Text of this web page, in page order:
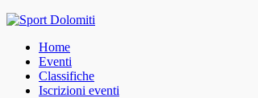
Skip
contentHome
Eventi
Classifiche
Iscrizioni eventi